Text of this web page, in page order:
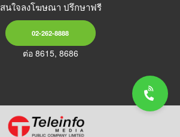
สนใจลงโฆษณา ปรึกษาฟรี
02-262-8888
ต่อ 8615, 8686